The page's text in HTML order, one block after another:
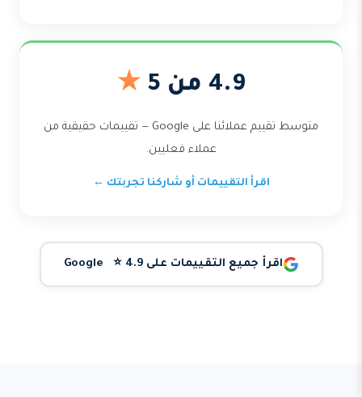
4.9 من 5 ★
متوسط تقييم عملائنا على Google — تقييمات حقيقية من
عملاء فعليين.
اقرأ التقييمات أو شاركنا تجربتك ←
اقرأ جميع التقييمات على Google ⭐ 4.9